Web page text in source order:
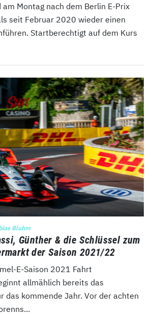
am Montag nach dem Berlin E-Prix
seit Februar 2020 wieder einen
Startberechtigt auf dem Kurs
Bluhm
Günther & die Schlüssel zum
der Saison 2021/22
E-Saison 2021 Fahrt
allmählich bereits das
das kommende Jahr. Vor der achten